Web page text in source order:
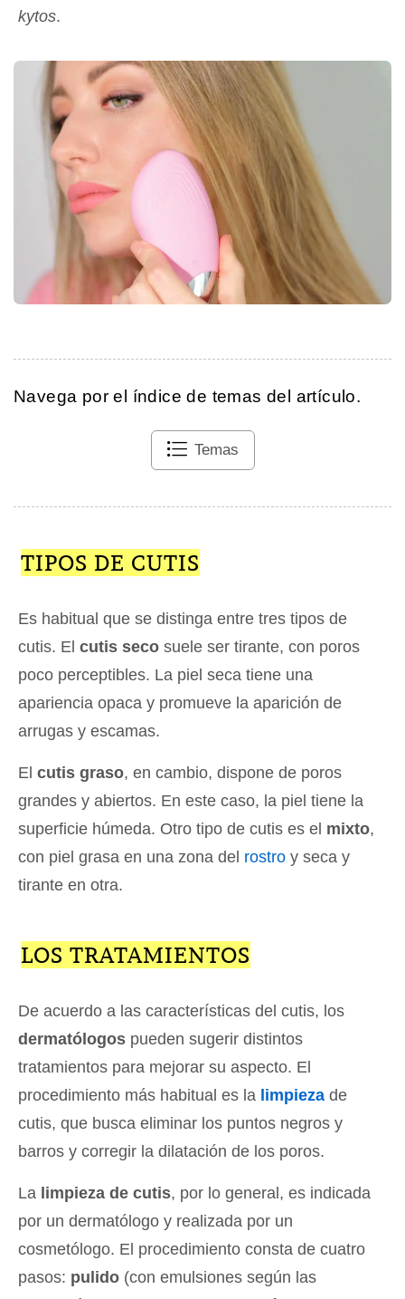
kytos.
Navega por el índice de temas del artículo.
Temas
TIPOS DE CUTIS
Es habitual que se distinga entre tres tipos de
cutis. El cutis seco suele ser tirante, con poros
poco perceptibles. La piel seca tiene una
apariencia opaca y promueve la aparición de
arrugas y escamas.
El cutis graso, en cambio, dispone de poros
grandes y abiertos. En este caso, la piel tiene la
superficie húmeda. Otro tipo de cutis es el mixto,
con piel grasa en una zona del rostro y seca y
tirante en otra.
LOS TRATAMIENTOS
De acuerdo a las características del cutis, los
dermatólogos pueden sugerir distintos
tratamientos para mejorar su aspecto. El
procedimiento más habitual es la limpieza de
cutis, que busca eliminar los puntos negros y
barros y corregir la dilatación de los poros.
La limpieza de cutis, por lo general, es indicada
por un dermatólogo y realizada por un
cosmetólogo. El procedimiento consta de cuatro
pasos: pulido (con emulsiones según las